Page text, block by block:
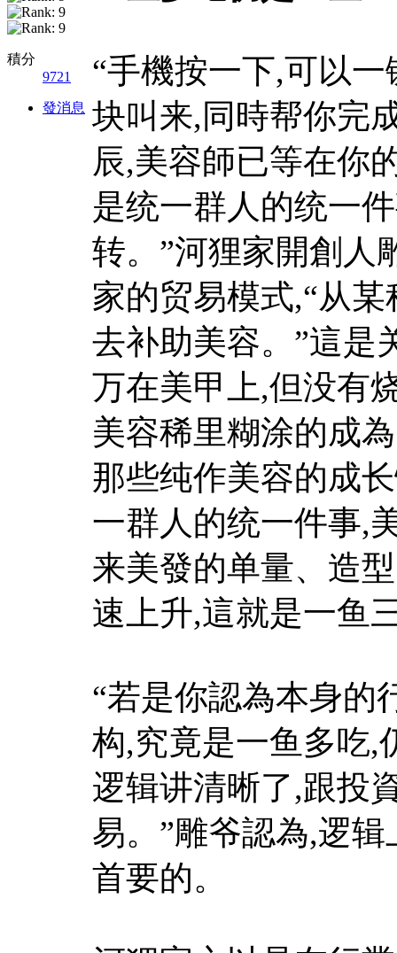
積分
9721
發消息
“手機按一下,可以
块叫来,同時帮你完
辰,美容師已等在你
是统一群人的统一
转。”河狸家開創人
家的贸易模式,“从
去补助美容。”這是
万在美甲上,但没有
美容稀里糊涂的成
那些纯作美容的成
一群人的统一件事,
来美發的单量、造
速上升,這就是一鱼
“若是你認為本身的
构,究竟是一鱼多吃,
逻辑讲清晰了,跟投
易。”雕爷認為,逻
首要的。